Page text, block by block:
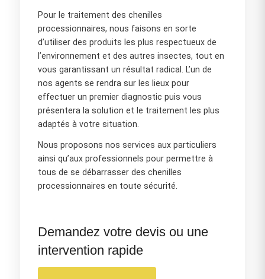
Pour le traitement des chenilles
processionnaires, nous faisons en sorte
d’utiliser des produits les plus respectueux de
l’environnement et des autres insectes, tout en
vous garantissant un résultat radical. L’un de
nos agents se rendra sur les lieux pour
effectuer un premier diagnostic puis vous
présentera la solution et le traitement les plus
adaptés à votre situation.
Nous proposons nos services aux particuliers
ainsi qu’aux professionnels pour permettre à
tous de se débarrasser des chenilles
processionnaires en toute sécurité.
Demandez votre devis ou une
intervention rapide